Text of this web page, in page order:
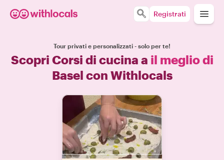
Registrati
Tour privati e personalizzati - solo per te!
Scopri Corsi di cucina a il meglio di
Basel con Withlocals